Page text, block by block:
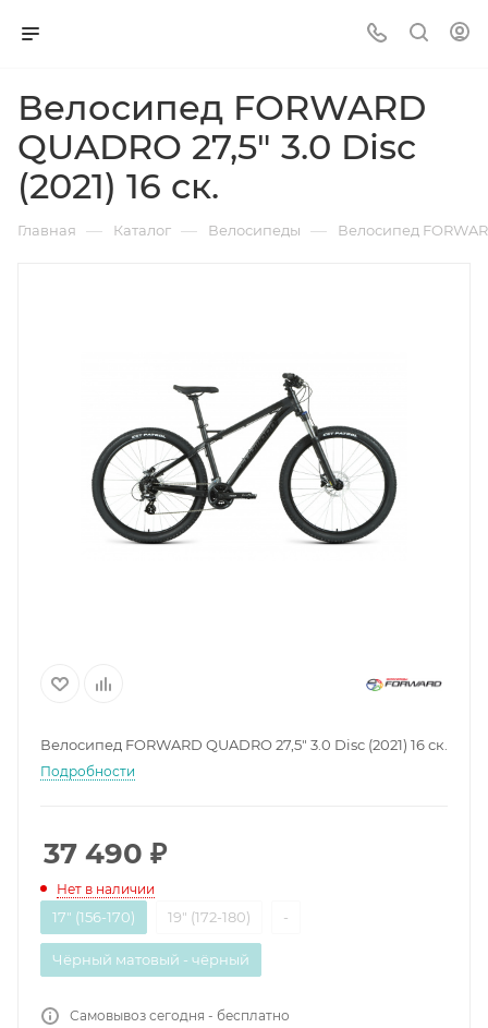
Велосипед FORWARD
QUADRO 27,5" 3.0 Disc
(2021) 16 ск.
Главная — Каталог — Велосипеды — Велосипед
Велосипед FORWARD QUADRO 27,5" 3.0 Disc (2021) 16 ск.
Подробности
37 490 ₽
Нет в наличии
17" (156-170) 19" (172-180) -
Чёрный матовый - чёрный
Самовывоз сегодня - бесплатно